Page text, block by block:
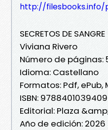
http://filesbooks.info/
SECRETOS DE SANGRE
Viviana Rivero
Número de páginas:
Idioma: Castellano
Formatos: Pdf, ePub,
ISBN: 9788401039409
Editorial: Plaza
Año de edición: 2026